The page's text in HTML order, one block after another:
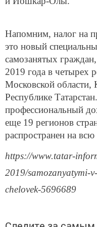
Напомним, налог на
это новый
самозанятых
2019 года в четырех
Московской области,
Республике
профессиональный
еще 19 регионов
распространен на
https://www.tatar-
2019/samozanyatymi-
chelovek-5696689